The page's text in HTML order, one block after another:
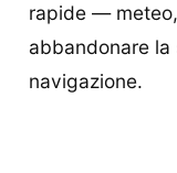
rapide —
abbandonare
navigazione.